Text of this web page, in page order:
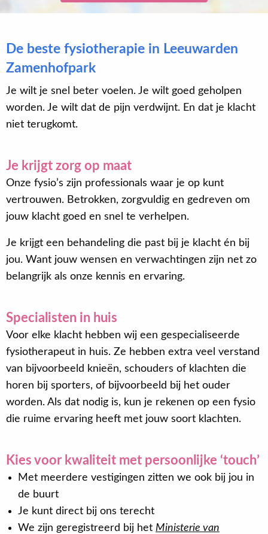
De beste fysiotherapie in Leeuwarden
Zamenhofpark
Je wilt je snel beter voelen. Je wilt goed geholpen
worden. Je wilt dat de pijn verdwijnt. En dat je klacht
niet terugkomt.
Je krijgt zorg op maat
Onze fysio’s zijn professionals waar je op kunt
vertrouwen. Betrokken, zorgvuldig en gedreven om
jouw klacht goed en snel te verhelpen.
Je krijgt een behandeling die past bij je klacht én bij
jou. Want jouw wensen en verwachtingen zijn net zo
belangrijk als onze kennis en ervaring.
Specialisten in huis
Voor elke klacht hebben wij een gespecialiseerde
fysiotherapeut in huis. Ze hebben extra veel verstand
van bijvoorbeeld knieën, schouders of klachten die
horen bij sporters, of bijvoorbeeld bij het ouder
worden. Als dat nodig is, kun je rekenen op een fysio
die ruime ervaring heeft met jouw soort klachten.
Kies voor kwaliteit met persoonlijke ‘touch’
Met meerdere vestigingen zitten we ook bij jou in
de buurt
Je kunt direct bij ons terecht
We zijn geregistreerd bij het Ministerie van